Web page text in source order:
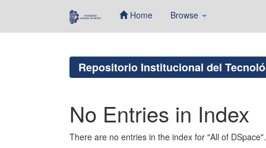
Home Browse
Repositorio Institucional del
No Entries in Index
There are no entries in the index for "All of DSpace".